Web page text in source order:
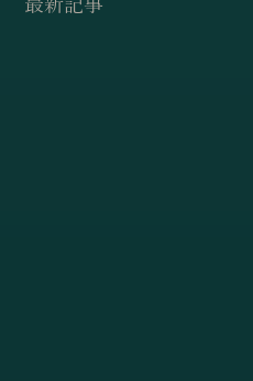
最新記事